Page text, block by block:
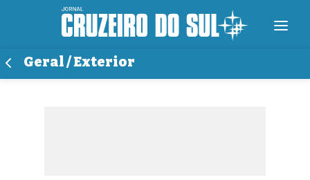
Geral / Exterior